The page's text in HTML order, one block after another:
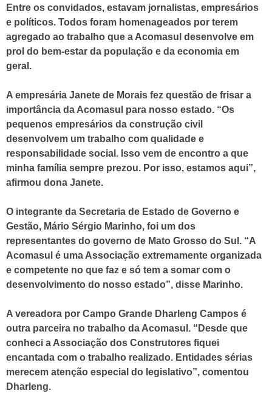
Entre os convidados, estavam jornalistas, empresários
e políticos. Todos foram homenageados por terem
agregado ao trabalho que a Acomasul desenvolve em
prol do bem-estar da população e da economia em
geral.
A empresária Janete de Morais fez questão de frisar a
importância da Acomasul para nosso estado. “Os
pequenos empresários da construção civil
desenvolvem um trabalho com qualidade e
responsabilidade social. Isso vem de encontro a que
minha família sempre prezou. Por isso, estamos aqui”,
afirmou dona Janete.
O integrante da Secretaria de Estado de Governo e
Gestão, Mário Sérgio Marinho, foi um dos
representantes do governo de Mato Grosso do Sul. “A
Acomasul é uma Associação extremamente organizada
e competente no que faz e só tem a somar com o
desenvolvimento do nosso estado”, disse Marinho.
A vereadora por Campo Grande Dharleng Campos é
outra parceira no trabalho da Acomasul. “Desde que
conheci a Associação dos Construtores fiquei
encantada com o trabalho realizado. Entidades sérias
merecem atenção especial do legislativo”, comentou
Dharleng.